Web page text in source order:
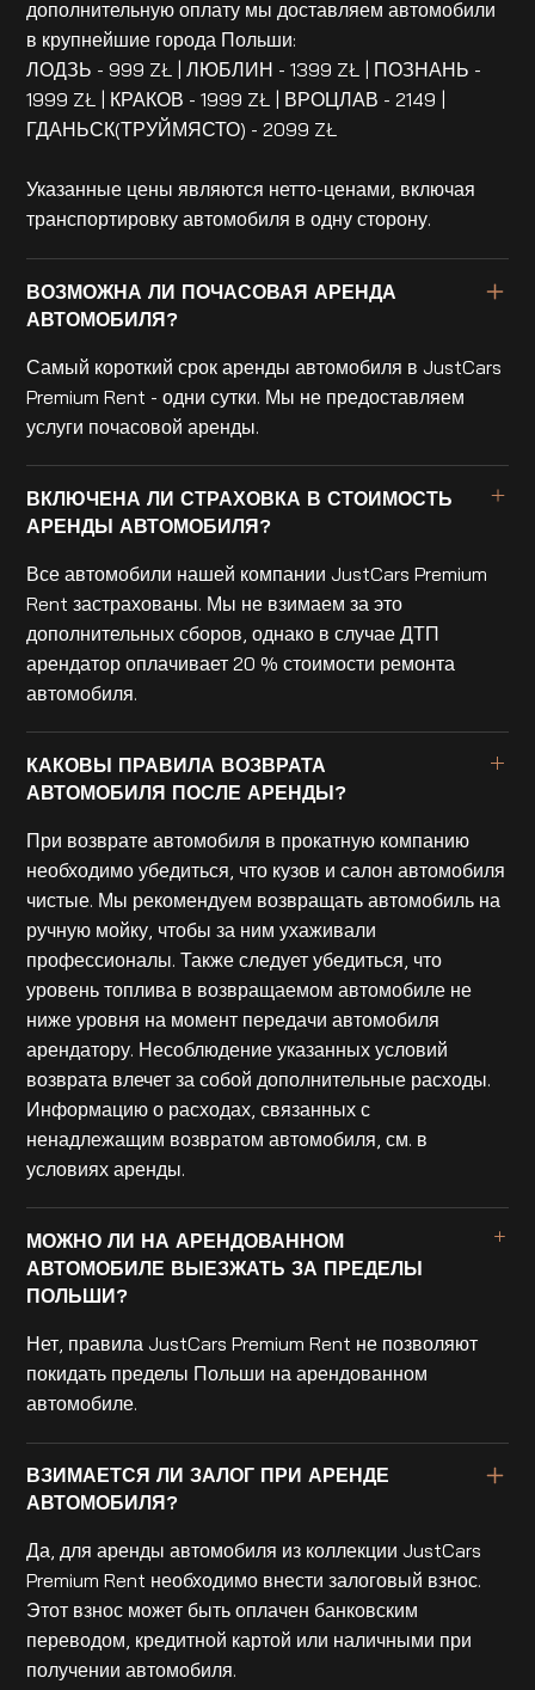
дополнительную оплату мы доставляем автомобили
в крупнейшие города Польши:
ЛОДЗЬ - 999 ZŁ | ЛЮБЛИН - 1399 ZŁ | ПОЗНАНЬ -
1999 ZŁ | КРАКОВ - 1999 ZŁ | ВРОЦЛАВ - 2149 |
ГДАНЬСК(ТРУЙМЯСТО) - 2099 ZŁ
Указанные цены являются нетто-ценами, включая
транспортировку автомобиля в одну сторону.
ВОЗМОЖНА ЛИ ПОЧАСОВАЯ АРЕНДА
АВТОМОБИЛЯ?
Самый короткий срок аренды автомобиля в JustCars
Premium Rent - одни сутки. Мы не предоставляем
услуги почасовой аренды.
ВКЛЮЧЕНА ЛИ СТРАХОВКА В СТОИМОСТЬ
АРЕНДЫ АВТОМОБИЛЯ?
Все автомобили нашей компании JustCars Premium
Rent застрахованы. Мы не взимаем за это
дополнительных сборов, однако в случае ДТП
арендатор оплачивает 20 % стоимости ремонта
автомобиля.
КАКОВЫ ПРАВИЛА ВОЗВРАТА
АВТОМОБИЛЯ ПОСЛЕ АРЕНДЫ?
При возврате автомобиля в прокатную компанию
необходимо убедиться, что кузов и салон автомобиля
чистые. Мы рекомендуем возвращать автомобиль на
ручную мойку, чтобы за ним ухаживали
профессионалы. Также следует убедиться, что
уровень топлива в возвращаемом автомобиле не
ниже уровня на момент передачи автомобиля
арендатору. Несоблюдение указанных условий
возврата влечет за собой дополнительные расходы.
Информацию о расходах, связанных с
ненадлежащим возвратом автомобиля, см. в
условиях аренды.
МОЖНО ЛИ НА АРЕНДОВАННОМ
АВТОМОБИЛЕ ВЫЕЗЖАТЬ ЗА ПРЕДЕЛЫ
ПОЛЬШИ?
Нет, правила JustCars Premium Rent не позволяют
покидать пределы Польши на арендованном
автомобиле.
ВЗИМАЕТСЯ ЛИ ЗАЛОГ ПРИ АРЕНДЕ
АВТОМОБИЛЯ?
Да, для аренды автомобиля из коллекции JustCars
Premium Rent необходимо внести залоговый взнос.
Этот взнос может быть оплачен банковским
переводом, кредитной картой или наличными при
получении автомобиля.